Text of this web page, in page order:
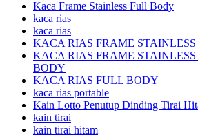
Kaca Frame Stainless Full Body
kaca rias
kaca rias
KACA RIAS FRAME
KACA RIAS FRAME
BODY
KACA RIAS FULL BODY
kaca rias portable
Kain Lotto Penutup Dinding Tirai
kain tirai
kain tirai hitam